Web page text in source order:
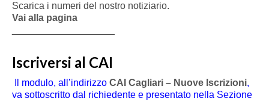
Scarica i numeri del nostro notiziario.
Vai alla pagina
Iscriversi al CAI
Il modulo, all’indirizzo CAI Cagliari – Nuove Iscrizioni,
va sottoscritto dal richiedente e presentato nella Sezione